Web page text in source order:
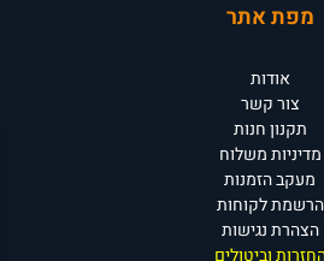
מפת אתר
אודות
צור קשר
תקנון חנות
מדיניות משלוח
מעקב הזמנות
הרשמת לקוחות
הצהרת נגישות
וביטולים